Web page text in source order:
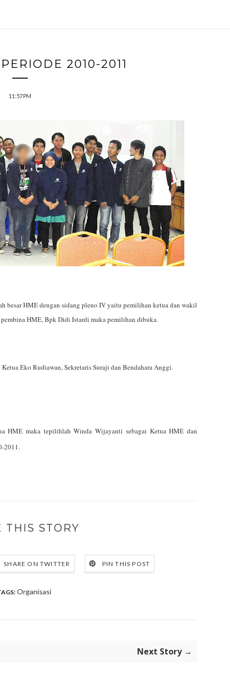
2010-2011
11:57 PM
besar HME dengan sidang pleno IV yaitu pemilihan ketua dan wakil
HME,Bpk Didi Istardi maka pemilihan dibuka.
KetuaEko Rudiawan, SekretarisSuraji dan BendaharaAnggi.
HME maka tepilihlahWinda Wijayanti sebagai Ketua HME dan
2011.
THIS STORY
SHARE ON TWITTER PIN THIS POST
Organisasi
Next Story →